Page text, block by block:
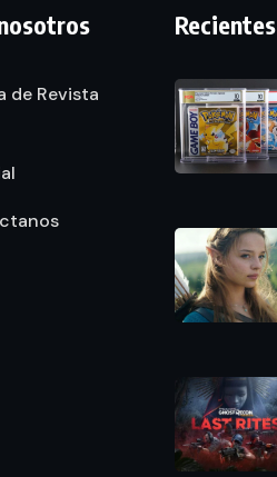
de Revista
Recientes